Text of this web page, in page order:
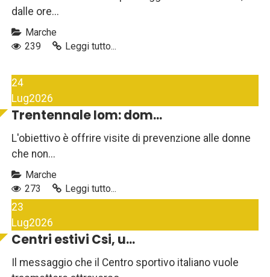
dalle ore...
Marche
239
Leggi tutto...
24
Lug2026
Trentennale Iom: dom...
L'obiettivo è offrire visite di prevenzione alle donne
che non...
Marche
273
Leggi tutto...
23
Lug2026
Centri estivi Csi, u...
Il messaggio che il Centro sportivo italiano vuole